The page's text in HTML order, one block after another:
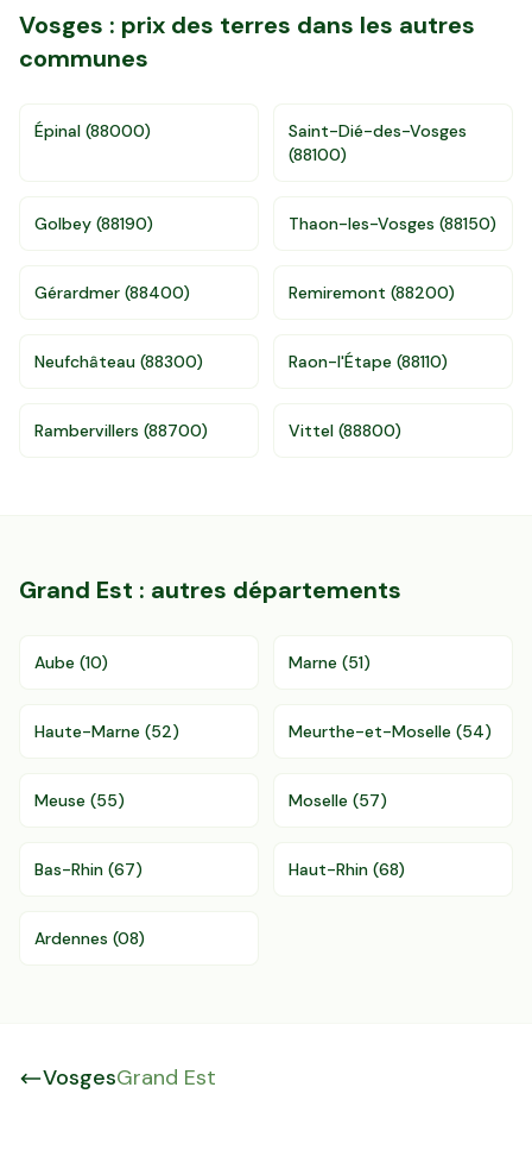
Vosges : prix des terres dans les autres
communes
Épinal (88000)
Saint-Dié-des-Vosges
(88100)
Golbey (88190) Thaon-les-Vosges (88150)
Gérardmer (88400) Remiremont (88200)
Neufchâteau (88300) Raon-l'Étape (88110)
Rambervillers (88700) Vittel (88800)
Grand Est : autres départements
Aube (10) Marne (51)
Haute-Marne (52) Meurthe-et-Moselle (54)
Meuse (55) Moselle (57)
Bas-Rhin (67) Haut-Rhin (68)
Ardennes (08)
VosgesGrand Est
Accès gratuit illimité
Donnees de valeurs foncières officielles